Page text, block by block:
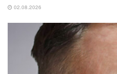
02.08.2026